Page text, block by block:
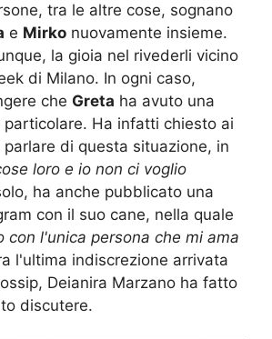
tra le altre cose, sognano
e Mirko nuovamente insieme.
la gioia nel rivederli vicino
di Milano. In ogni caso,
che Greta ha avuto una
particolare. Ha infatti chiesto ai
di questa situazione, in
loro e io non ci voglio
ha anche pubblicato una
con il suo cane, nella quale
con l'unica persona che mi ama
l'ultima indiscrezione arrivata
Deianira Marzano ha fatto
discutere.